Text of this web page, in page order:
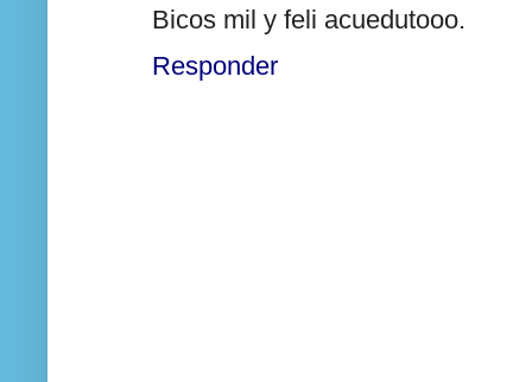
Bicos mil y feli acuedutooo.
Responder